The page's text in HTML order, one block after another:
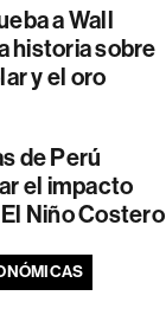
a Wall
historia sobre
y el oro
de Perú
el impacto
Niño Costero